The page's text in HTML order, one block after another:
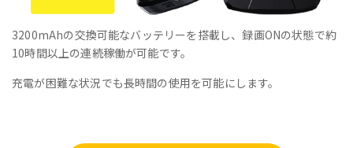
3200mAhの交換可能なバッテリーを搭載し、録画ONの状態で約
10時間以上の連続稼働が可能です。
充電が困難な状況でも長時間の使用を可能にします。